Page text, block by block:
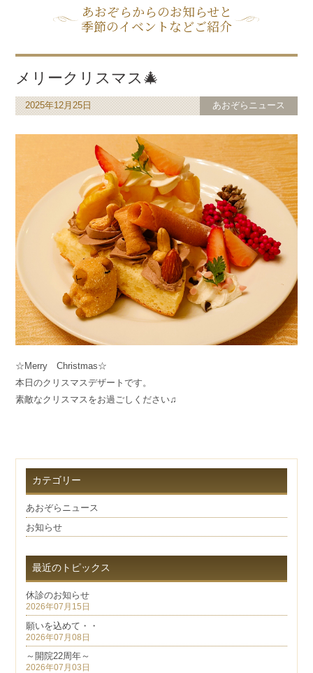
あおぞらからのお知らせと
季節のイベントなどご紹介
メリークリスマス🎄
2025年12月25日 あおぞらニュース
☆Merry Christmas☆
本日のクリスマスデザートです。
素敵なクリスマスをお過ごしください♫
カテゴリー
あおぞらニュース
お知らせ
最近のトピックス
休診のお知らせ
2026年07月15日
願いを込めて・・
2026年07月08日
～開院22周年～
2026年07月03日